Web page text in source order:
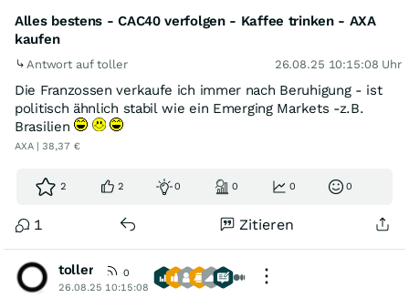
Alles bestens - CAC40 verfolgen - Kaffee trinken - AXA
kaufen
Antwort auf toller 26.08.25 10:15:08 Uhr
Die Franzossen verkaufe ich immer nach Beruhigung - ist
politisch ähnlich stabil wie ein Emerging Markets -z.B.
Brasilien
AXA | 38,37 €
2 2 0 0 0 0
1 Zitieren
toller
0
26.08.25 10:15:08